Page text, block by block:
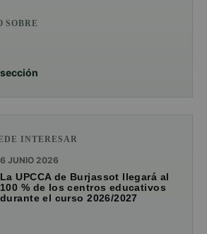
SOBRE
INTERESAR
6 JUNIO 2026
La UPCCA de Burjassot llegará al
100 % de los centros educativos
durante el curso 2026/2027